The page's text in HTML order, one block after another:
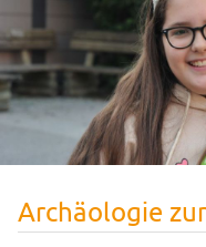
Archäologie